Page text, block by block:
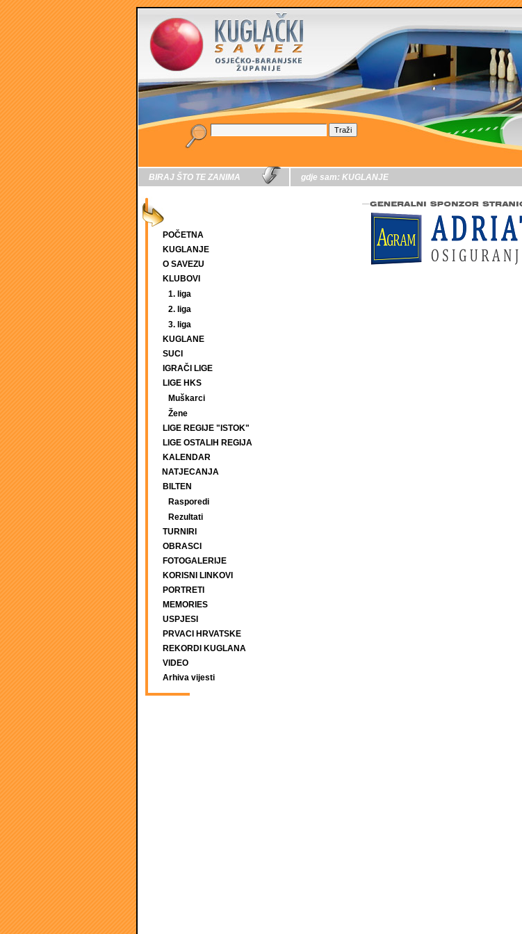
BIRAJ ŠTO TE ZANIMA
POČETNA
KUGLANJE
O SAVEZU
KLUBOVI
1. liga
2. liga
3. liga
KUGLANE
SUCI
IGRAČI LIGE
LIGE HKS
Muškarci
Žene
LIGE REGIJE "ISTOK"
LIGE OSTALIH REGIJA
KALENDAR
NATJECANJA
BILTEN
Rasporedi
Rezultati
TURNIRI
OBRASCI
FOTOGALERIJE
KORISNI LINKOVI
PORTRETI
MEMORIES
USPJESI
PRVACI HRVATSKE
REKORDI KUGLANA
VIDEO
Arhiva vijesti
gdje sam: KUGLANJE